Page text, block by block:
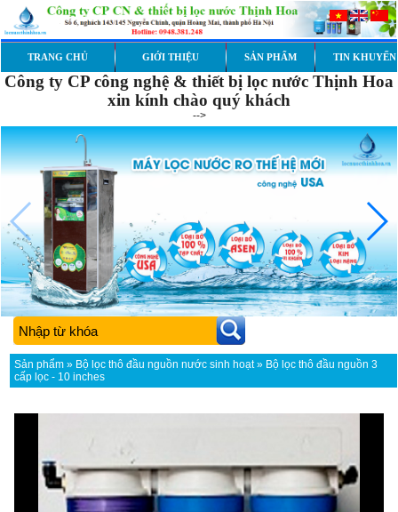
TRANG CHỦ GIỚI THIỆU SẢN PHẨM TIN
Công ty CP công nghệ & thiết bị lọc nước Thịnh Hoa
xin kính chào quý khách
-->
Sản phẩm » Bộ lọc thô đầu nguồn nước sinh hoạt» Bộ lọc thô đầu nguồn 3
cấp lọc - 10 inches